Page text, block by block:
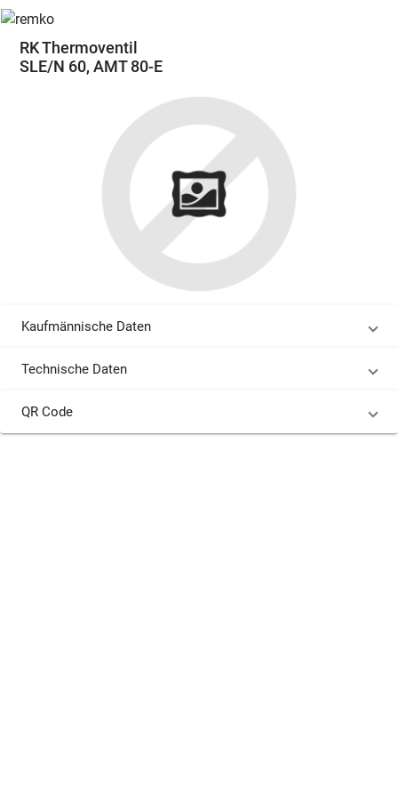
RK Thermoventil
SLE/N 60, AMT 80-E
Kaufmännische Daten
Technische Daten
QR Code